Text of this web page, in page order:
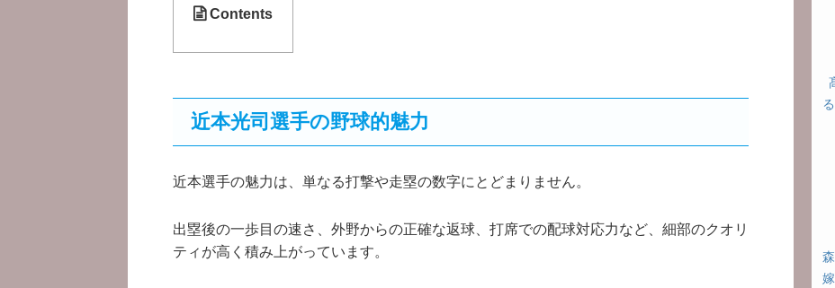
Contents
近本光司選手の野球的魅力
近本選手の魅力は、単なる打撃や走塁の数字にとどまりません。
出塁後の一歩目の速さ、外野からの正確な返球、打席での配球対応力など、細部のクオリ
ティが高く積み上がっています。